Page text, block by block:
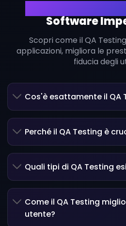
Software
Scopri come il QA
applicazioni, migliora le
fiducia degli
Cos'è esattamente il QA
Perché il QA Testing è
Quali tipi di QA Testing
Come il QA Testing
utente?